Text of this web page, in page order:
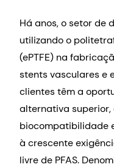
Há anos, o setor de
utilizando o
(ePTFE) na
stents vasculares e
clientes têm a
alternativa superior,
biocompatibilidade
à crescente
livre de PFAS.